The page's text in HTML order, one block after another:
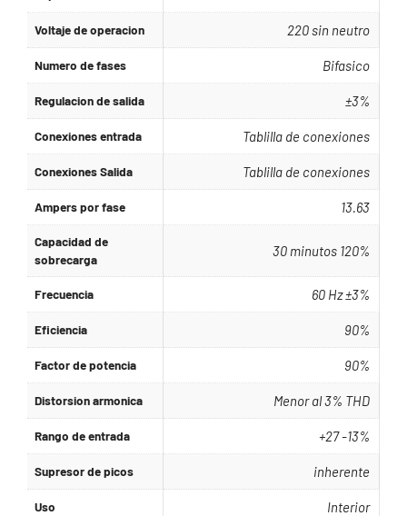
Voltaje de operacion 220 sin neutro
Numero de fases Bifasico
Regulacion de salida ±3%
Conexiones entrada Tablilla de conexiones
Conexiones Salida Tablilla de conexiones
Ampers por fase 13.63
Capacidad de
sobrecarga
30 minutos 120%
Frecuencia 60 Hz ±3%
Eficiencia 90%
Factor de potencia 90%
Distorsion armonica Menor al 3% THD
Rango de entrada +27 -13%
Supresor de picos inherente
Uso Interior